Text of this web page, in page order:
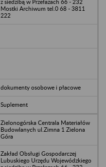
z siedzibą w Przełazach 66 - 232
Mostki Archiwum tel.0 68 - 3811
222
dokumenty osobowe i płacowe
Suplement
Zielonogórska Centrala Materiałów
Budowlanych ul.Zimna 1 Zielona
Góra
Zakład Obsługi Gospodarczej
Lubuskiego Urzędu Wojewódzkiego